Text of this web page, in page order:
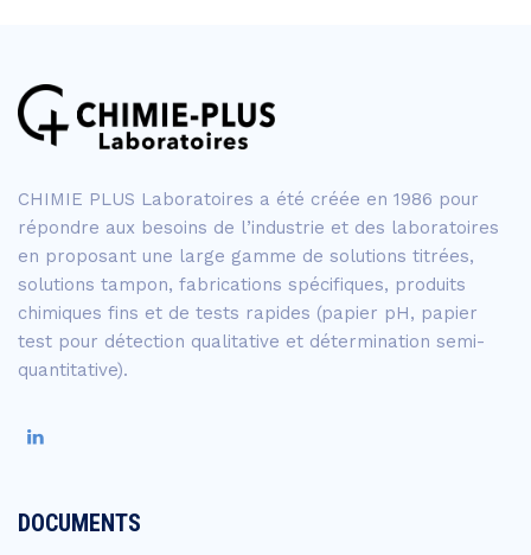
CHIMIE PLUS Laboratoires a été créée en 1986 pour
répondre aux besoins de l’industrie et des laboratoires
en proposant une large gamme de solutions titrées,
solutions tampon, fabrications spécifiques, produits
chimiques fins et de tests rapides (papier pH, papier
test pour détection qualitative et détermination semi-
quantitative).
DOCUMENTS